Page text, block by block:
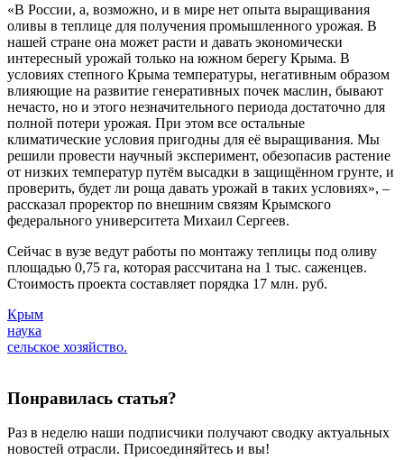
«В России, а, возможно, и в мире нет опыта выращивания
оливы в теплице для получения промышленного урожая. В
нашей стране она может расти и давать экономически
интересный урожай только на южном берегу Крыма. В
условиях степного Крыма температуры, негативным образом
влияющие на развитие генеративных почек маслин, бывают
нечасто, но и этого незначительного периода достаточно для
полной потери урожая. При этом все остальные
климатические условия пригодны для её выращивания. Мы
решили провести научный эксперимент, обезопасив растение
от низких температур путём высадки в защищённом грунте, и
проверить, будет ли роща давать урожай в таких условиях», –
рассказал проректор по внешним связям Крымского
федерального университета Михаил Сергеев.
Сейчас в вузе ведут работы по монтажу теплицы под оливу
площадью 0,75 га, которая рассчитана на 1 тыс. саженцев.
Стоимость проекта составляет порядка 17 млн. руб.
Крым
наука
сельское хозяйство.
Понравилась статья?
Раз в неделю наши подписчики получают сводку актуальных
новостей отрасли. Присоединяйтесь и вы!